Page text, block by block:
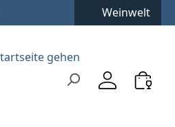
Weinwelt